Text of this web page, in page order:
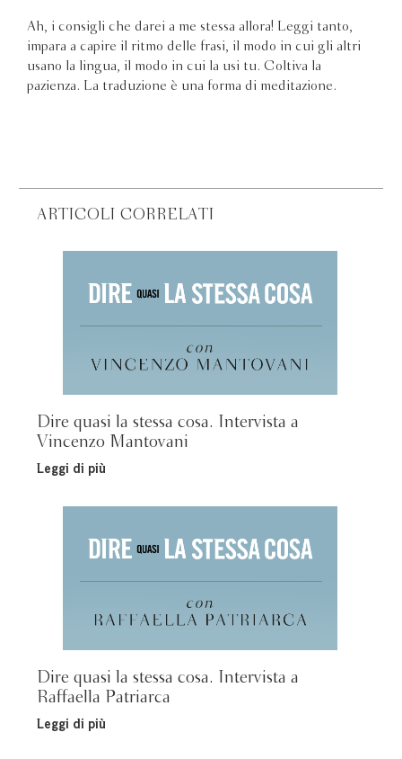
Ah, i consigli che darei a me stessa allora! Leggi tanto,
impara a capire il ritmo delle frasi, il modo in cui gli altri
usano la lingua, il modo in cui la usi tu. Coltiva la
pazienza. La traduzione è una forma di meditazione.
ARTICOLI CORRELATI
Dire quasi la stessa cosa. Intervista a
Vincenzo Mantovani
Leggi di più
Dire quasi la stessa cosa. Intervista a
Raffaella Patriarca
Leggi di più